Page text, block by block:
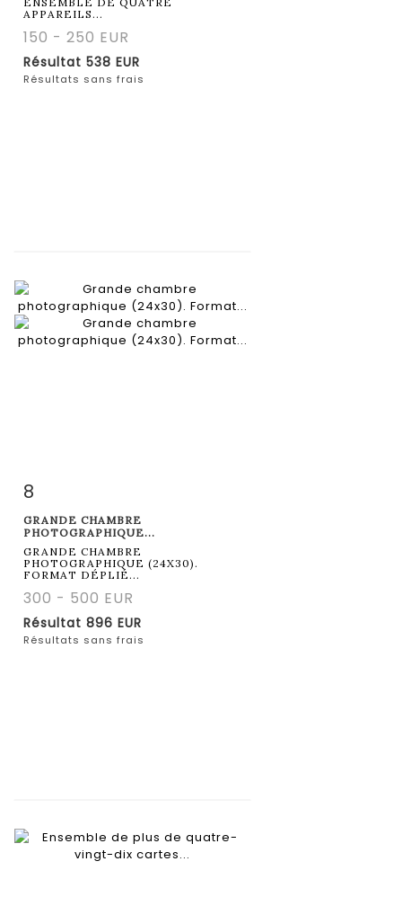
APPAREILS...
150 - 250 EUR
Résultat 538 EUR
Résultats sans frais
Fiche détaillée
8
GRANDE CHAMBRE
PHOTOGRAPHIQUE...
GRANDE CHAMBRE
PHOTOGRAPHIQUE (24X30).
FORMAT DÉPLIÉ...
300 - 500 EUR
Résultat 896 EUR
Résultats sans frais